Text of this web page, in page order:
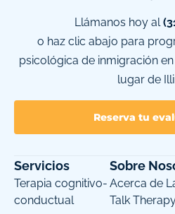
Llámanos hoy al
o haz clic abajo para
psicológica de inmigración
lugar de
Reserva tu
Servicios
Terapia cognitivo-
conductual
Sobre
Acerca de
Talk